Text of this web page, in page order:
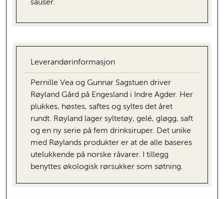
sauser.
Leverandørinformasjon
Pernille Vea og Gunnar Sagstuen driver
Røyland Gård på Engesland i Indre Agder. Her
plukkes, høstes, saftes og syltes det året
rundt. Røyland lager syltetøy, gelé, gløgg, saft
og en ny serie på fem drinksiruper. Det unike
med Røylands produkter er at de alle baseres
utelukkende på norske råvarer. I tillegg
benyttes økologisk rørsukker som søtning.